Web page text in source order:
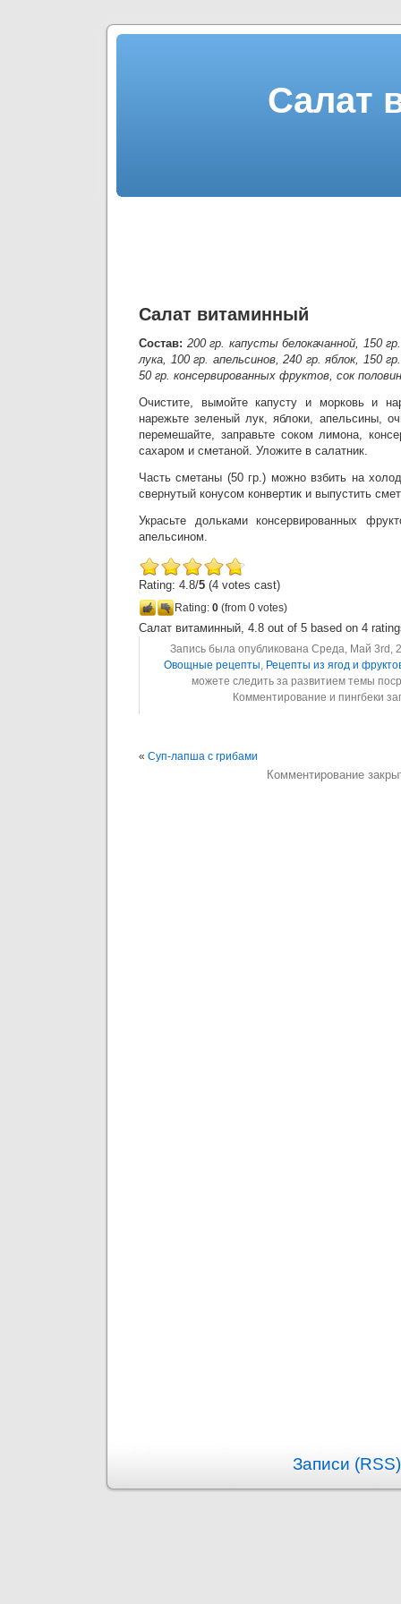
Салат
Салат витаминный
Состав: 200 гр. капусты белокачанной, 150
лука, 100 гр. апельсинов, 240 гр. яблок, 150
50 гр. консервированных фруктов, сок
Очистите, вымойте капусту и морковь и
нарежьте зеленый лук, яблоки, апельсины,
перемешайте, заправьте соком лимона,
сахаром и сметаной. Уложите в салатник.
Часть сметаны (50 гр.) можно взбить на
свернутый конусом конвертик и выпустить
Украсьте дольками консервированных
апельсином.
Rating: 4.8/5 (4 votes cast)
Rating: 0 (from 0 votes)
Салат витаминный, 4.8 out of 5 based on 4
Запись была опубликована Среда, Май 3rd,
Овощные рецепты, Рецепты из ягод и
можете следить за развитием темы
Комментирование и пингбеки
« Суп-лапша с грибами
Комментирование
Записи (RSS)